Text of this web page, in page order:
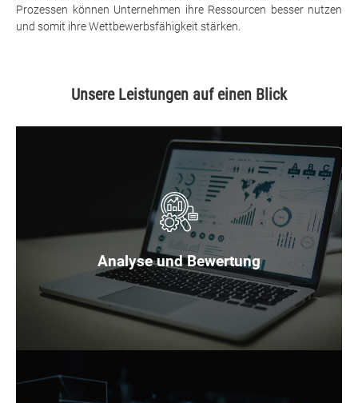
Prozessen können Unternehmen ihre Ressourcen besser nutzen
und somit ihre Wettbewerbsfähigkeit stärken.
Unsere Leistungen auf einen Blick
Analyse und Bewertung
Wir bieten euch eine präzise Analyse und Bewertung eurer
aktuellen Prozesse, um Optimierungspotenziale aufzudecken.